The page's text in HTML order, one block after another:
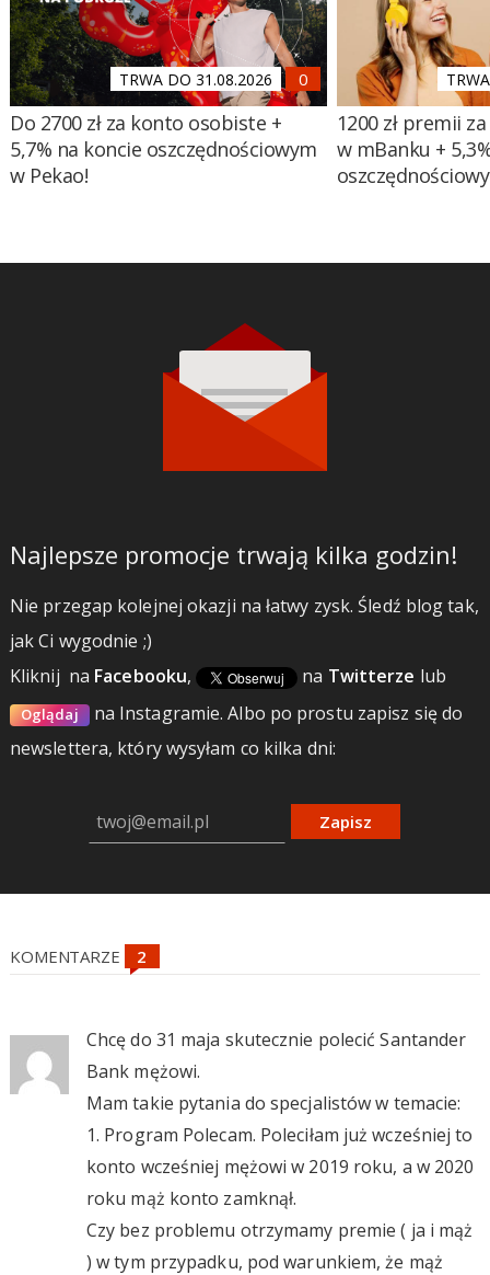
TRWA DO 31.08.2026
Do 2700 zł za konto osobiste +
5,7% na koncie oszczędnościowym
w Pekao!
1200 zł premii
w mBanku +
Najlepsze promocje trwają kilka godzin!
Nie przegap kolejnej okazji na łatwy zysk. Śledź blog tak,
jak Ci wygodnie ;)
Kliknij na Facebooku, na Twitterze lub
Oglądaj na Instagramie.Albo po prostu zapisz się do
newslettera, który wysyłam co kilka dni:
Zapisz
KOMENTARZE
Chcę do 31 maja skutecznie polecić Santander
Bank mężowi.
Mam takie pytania do specjalistów w temacie:
1. Program Polecam. Poleciłam już wcześniej to
konto wcześniej mężowi w 2019 roku, a w 2020
roku mąż konto zamknął.
Czy bez problemu otrzymamy premie ( ja i mąż
) w tym przypadku, pod warunkiem, że mąż